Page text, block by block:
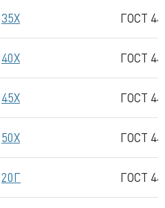
35Х ГОСТ
40Х ГОСТ
45Х ГОСТ
50Х ГОСТ
20Г ГОСТ